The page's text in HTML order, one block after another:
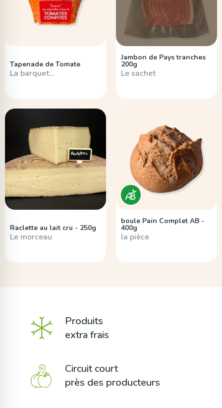
Tapenade de Tomate
La barquet…
Jambon de Pays tranches
200g
Le sachet
Raclette au lait cru - 250g
Le morceau
boule Pain Complet AB -
400g
la pièce
Produits
extra frais
Circuit court
près des producteurs